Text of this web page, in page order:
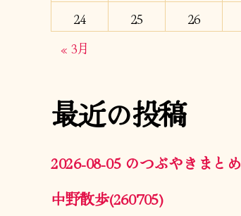
24
25 26
« 3月
最近の投稿
2026-08-05 のつぶやきまとめ
中野散歩(260705)